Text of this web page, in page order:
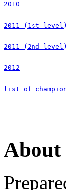
2010
2011 (1st level)
2011 (2nd level)
2012
list of
About